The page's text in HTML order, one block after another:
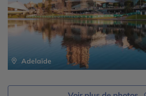
la baie.Dîner libreet nuit à l’hôtel.
Adelaïde